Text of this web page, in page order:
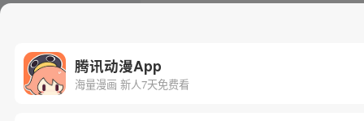
腾讯动漫App
海量漫画 新人7天免费看